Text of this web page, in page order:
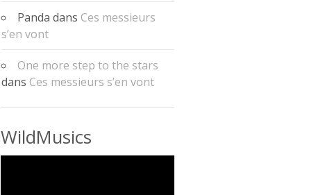
Panda dans Ces messieurs
s’en vont
One more step to the stars
dans Ces messieurs s’en vont
WildMusics